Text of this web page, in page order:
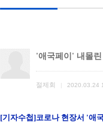
'애국페이' 내몰
절제회 2020.03.24
[기자수첩]코로나 현장서 '애